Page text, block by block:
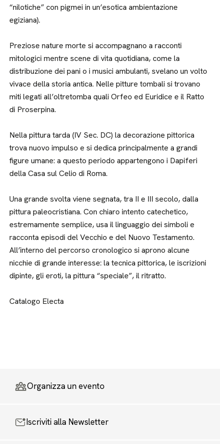
“nilotiche” con pigmei in un’esotica ambientazione
egiziana).
Preziose nature morte si accompagnano a racconti
mitologici mentre scene di vita quotidiana, come la
distribuzione dei pani o i musici ambulanti, svelano un volto
vivace della storia antica. Nelle pitture tombali si trovano
miti legati all’oltretomba quali Orfeo ed Euridice e il Ratto
di Proserpina.
Nella pittura tarda (IV Sec. DC) la decorazione pittorica
trova nuovo impulso e si dedica principalmente a grandi
figure umane: a questo periodo appartengono i Dapiferi
della Casa sul Celio di Roma.
Una grande svolta viene segnata, tra II e III secolo, dalla
pittura paleocristiana. Con chiaro intento catechetico,
estremamente semplice, usa il linguaggio dei simboli e
racconta episodi del Vecchio e del Nuovo Testamento.
All’interno del percorso cronologico si aprono alcune
nicchie di grande interesse: la tecnica pittorica, le iscrizioni
dipinte, gli eroti, la pittura “speciale”, il ritratto.
Catalogo Electa
Organizza un evento
Iscriviti alla Newsletter